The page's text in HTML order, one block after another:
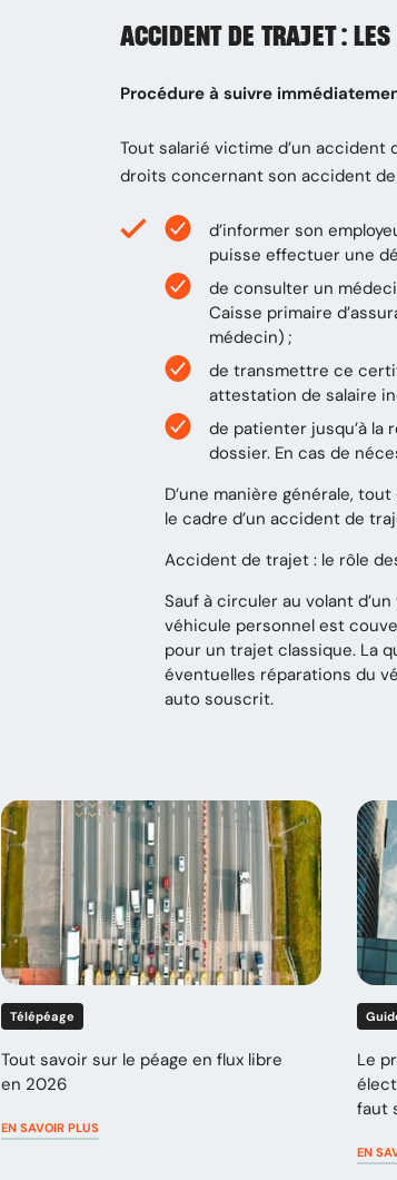
ACCIDENT DE TRAJET :
Procédure à suivre
Tout salarié victime d’un
droits concernant son accident
d’informer son
puisse effectuer une
de consulter un
Caisse primaire
médecin) ;
de transmettre ce
attestation de salaire
de patienter jusqu’à la
dossier. En cas de
D’une manière générale,
le cadre d’un accident de
Accident de trajet : le rôle
Sauf à circuler au volant
véhicule personnel est
pour un trajet classique. La
éventuelles réparations du
auto souscrit.
Télépéage
Tout savoir sur le péage en flux libre
en 2026
EN SAVOIR PLUS
Le
faut
EN